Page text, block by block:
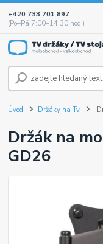
+420 733 701 897
(Po–Pá 7:00–14:30 hod.)
Úvod Držáky na Tv
Držák na
GD26